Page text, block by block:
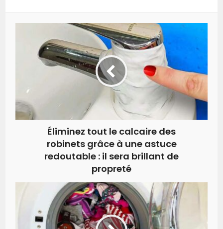
Éliminez tout le calcaire des
robinets grâce à une astuce
redoutable : il sera brillant de
propreté